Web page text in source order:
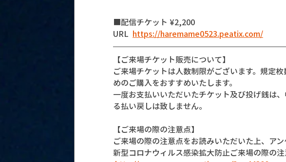
■配信チケット ¥2,200
URL https://haremame0523.peatix.com/
【ご来場チケット販売について】
ご来場チケットは人数制限がございます。規定
めのご購入をおすすめいたします。
一度お支払いいただいたチケット及び投げ銭は
る払い戻しは致しません。
【ご来場の際の注意点】
ご来場の際の注意点をお読みいただいた上、ア
新型コロナウィルス感染拡大防止ご来場の際の